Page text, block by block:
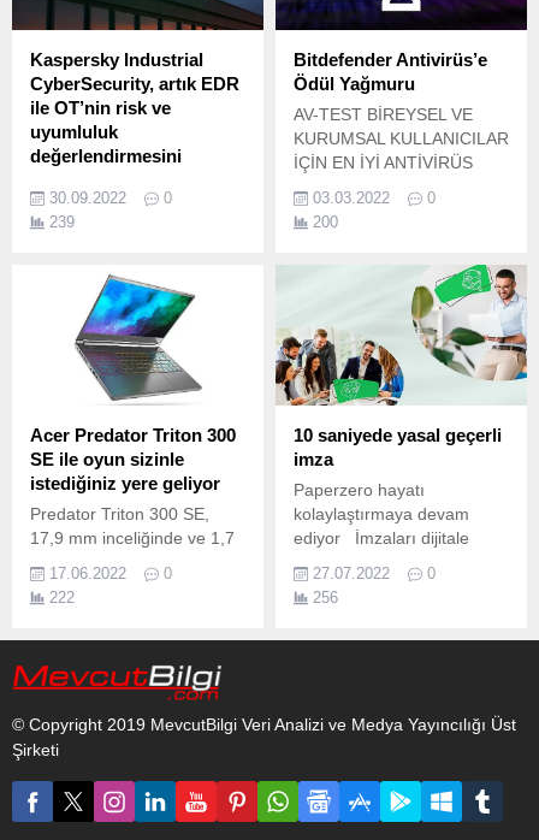
Kaspersky Industrial
CyberSecurity, artık EDR
ile OT’nin risk ve
uyumluluk
değerlendirmesini
Kaspersky Industrial
CyberSecurity'deki yeni
artık operasyonel teknoloji
(OT) güvenlik olayları
hakkında anında görünürlük
elde edebilecekler ve
müdahale eylemlerini
çalıştırabilecekler.
30.09.2022
0
239
Bitdefender Antivirüs’e
Ödül Yağmuru
AV-TEST BİREYSEL VE
KURUMSAL KULLANICILAR
İÇİN EN İYİ ANTİVİRÜS
HEM BİREYSEL HEM DE
KURUMSAL KULLANICILAR
BITDEFENDER
BITDEFENDER
ANTİVİRÜS’E ÖDÜL
YAĞMURU ...
03.03.2022
0
200
Acer Predator Triton 300
SE ile oyun sizinle
istediğiniz yere geliyor
Predator Triton 300 SE,
17,9 mm inceliğinde ve 1,7
kg hafifliğindeki tamamen
metal kasasına en yeni
donanımları sığdırarak
oyun deneyimini
17.06.2022
0
222
10 saniyede yasal geçerli
imza
Paperzero hayatı
kolaylaştırmaya devam
ediyor İmzaları dijitale
taşıyan Paperzero, yeni
özellikleriyle kurum ve
bireylerin hayatını
27.07.2022
0
256
© Copyright 2019 MevcutBilgi Veri Analizi ve Medya Yayıncılığı Üst
Şirketi